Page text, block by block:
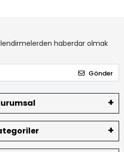
haberdar olmak
Gönder